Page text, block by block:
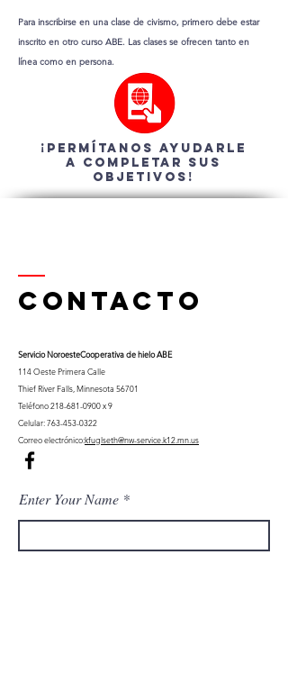
Para inscribirse en una clase de civismo, primero debe estar
inscrito en otro curso ABE. Las clases se ofrecen tanto en
línea como en persona.
¡Permítanos ayudarle
a completar sus
objetivos!
Contacto
Servicio NoroesteCooperativa de hielo ABE
114 Oeste Primera Calle
Thief River Falls, Minnesota 56701
Teléfono218-681-0900x 9
Celular:763-453-0322
Correo electrónico:kfuglseth@nw-service.k12.mn.us
Enter Your Name